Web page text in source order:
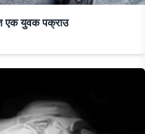
एक युवक पक्राउ